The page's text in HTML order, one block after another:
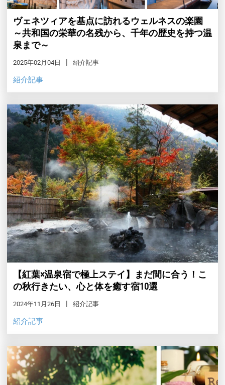
ヴェネツィアを基点に訪れるウェルネスの楽園
～共和国の栄華の名残から、千年の歴史を持つ温
泉まで～
2025年02月04日 紹介記事
紹介記事
【紅葉×温泉宿で極上ステイ】まだ間に合う！こ
の秋行きたい、心と体を癒す宿10選
2024年11月26日 紹介記事
紹介記事